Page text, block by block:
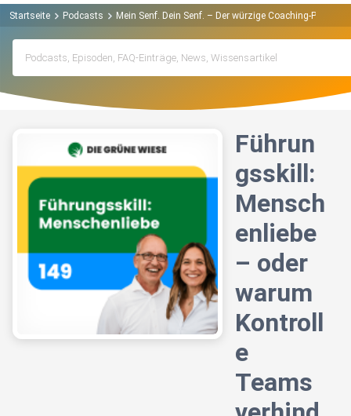
Startseite Podcasts Mein Senf. Dein Senf. – Der würzige Coaching-
Führun
gsskill:
Mensch
enliebe
– oder
warum
Kontroll
e
Teams